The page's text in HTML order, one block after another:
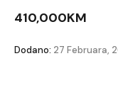
410,000KM
Dodano: 27 Februara,